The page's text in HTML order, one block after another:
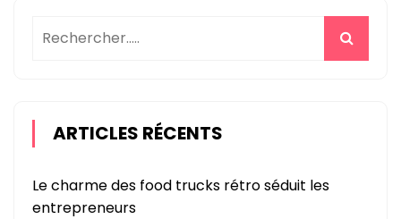
ARTICLES RÉCENTS
Le charme des food trucks rétro séduit les
entrepreneurs